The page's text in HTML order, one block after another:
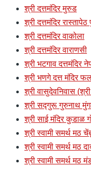
श्री दत्तमंदिर मुरुड
श्री दत्तमंदिर
श्री दत्तमंदिर वाकोला
श्री दत्तमंदिर वाराणसी
श्री भटगाव दत्तमंदिर
श्री भणगे दत्त मंदिर
श्री वासुदेवनिवास
श्री सद्गुरू गुरुनाथ
श्री साई मंदिर कुडाळ
श्री स्वामी समर्थ मठ
श्री स्वामी समर्थ मठ
श्री स्वामी समर्थ मठ